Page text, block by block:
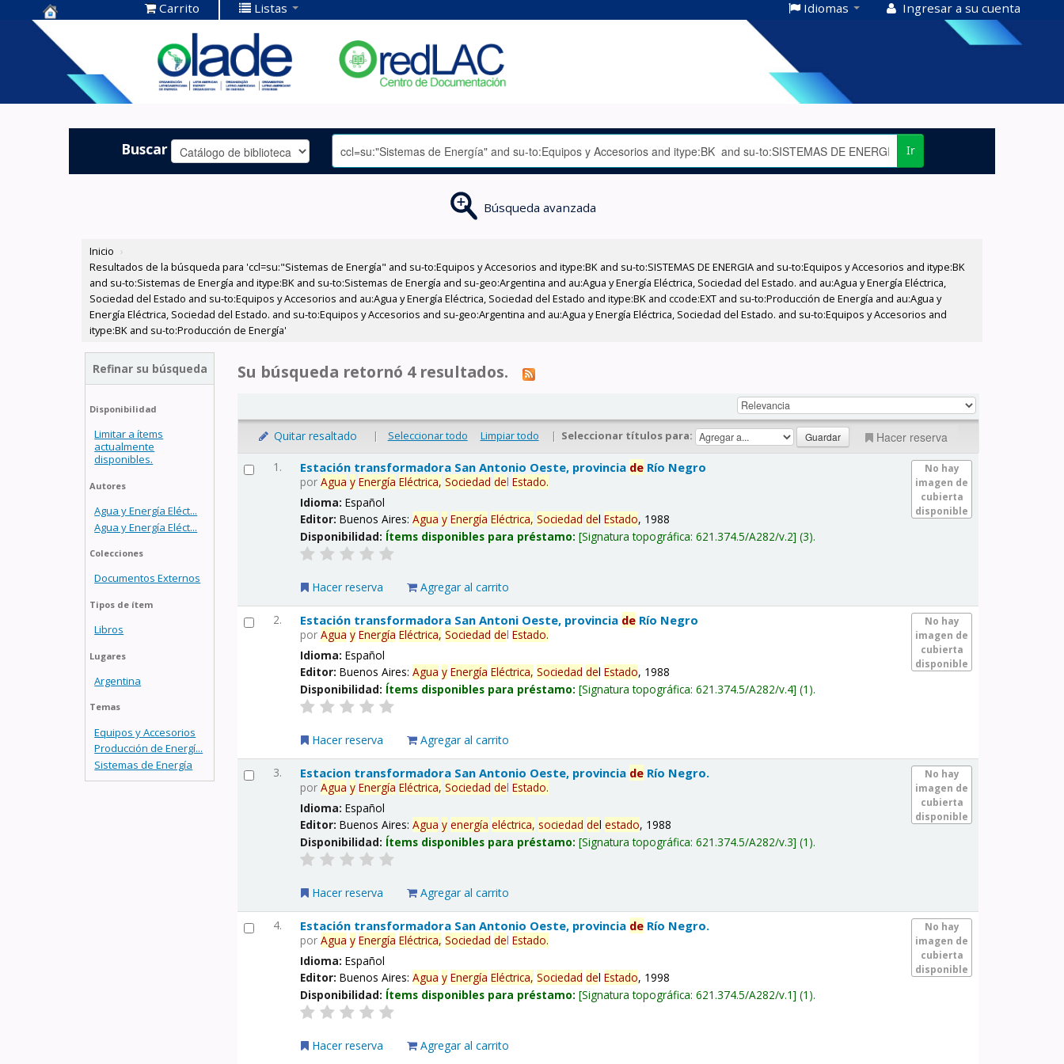
Centro de
Documentación
OLADE -
Carrito Listas Idiomas Ingresar a su cuenta
Buscar Ir
Búsqueda avanzada
Inicio ›
Resultados de la búsqueda para 'ccl=su:"Sistemas de Energía" and su-to:Equipos y Accesorios and itype:BK and su-to:SISTEMAS DE ENERGIA and su-to:Equipos y Accesorios and itype:BK
and su-to:Sistemas de Energía and itype:BK and su-to:Sistemas de Energía and su-geo:Argentina and au:Agua y Energía Eléctrica, Sociedad del Estado. and au:Agua y Energía Eléctrica,
Sociedad del Estado and su-to:Equipos y Accesorios and au:Agua y Energía Eléctrica, Sociedad del Estado and itype:BK and ccode:EXT and su-to:Producción de Energía and au:Agua y
Energía Eléctrica, Sociedad del Estado. and su-to:Equipos y Accesorios and su-geo:Argentina and au:Agua y Energía Eléctrica, Sociedad del Estado. and su-to:Equipos y Accesorios and
itype:BK and su-to:Producción de Energía'
Refinar su búsqueda
Disponibilidad
Limitar a ítems
actualmente
disponibles.
Autores
Agua y Energía Eléct...
Agua y Energía Eléct...
Colecciones
Documentos Externos
Tipos de ítem
Libros
Lugares
Argentina
Temas
Equipos y Accesorios
Producción de Energí...
Sistemas de Energía
Su búsqueda retornó 4 resultados.
Quitar resaltado | Seleccionar todo Limpiar todo | Seleccionar títulos para: Hacer reserva
1.
No hay
imagen de
cubierta
disponible
Estación transformadora San Antonio Oeste, provincia de Río Negro
porAgua y Energía Eléctrica, Sociedad delEstado.
Idioma:Español
Editor:Buenos Aires:Agua y Energía Eléctrica, Sociedad delEstado, 1988
Disponibilidad: Ítems disponibles para préstamo: Signatura topográfica:621.374.5/A282/v.2 (3).
Hacer reserva Agregar al carrito
2.
No hay
imagen de
cubierta
disponible
Estación transformadora San Antoni Oeste, provincia de Río Negro
porAgua y Energía Eléctrica, Sociedad delEstado.
Idioma:Español
Editor:Buenos Aires:Agua y Energía Eléctrica, Sociedad delEstado, 1988
Disponibilidad: Ítems disponibles para préstamo: Signatura topográfica:621.374.5/A282/v.4 (1).
Hacer reserva Agregar al carrito
3.
No hay
imagen de
cubierta
disponible
Estacion transformadora San Antonio Oeste, provincia de Río Negro.
porAgua y Energía Eléctrica, Sociedad delEstado.
Idioma:Español
Editor:Buenos Aires:Agua y energía eléctrica, sociedad delestado, 1988
Disponibilidad: Ítems disponibles para préstamo: Signatura topográfica:621.374.5/A282/v.3 (1).
Hacer reserva Agregar al carrito
4.
No hay
imagen de
cubierta
disponible
Estación transformadora San Antonio Oeste, provincia de Río Negro.
porAgua y Energía Eléctrica, Sociedad delEstado.
Idioma:Español
Editor:Buenos Aires:Agua y Energía Eléctrica, Sociedad delEstado, 1998
Disponibilidad: Ítems disponibles para préstamo: Signatura topográfica:621.374.5/A282/v.1 (1).
Hacer reserva Agregar al carrito